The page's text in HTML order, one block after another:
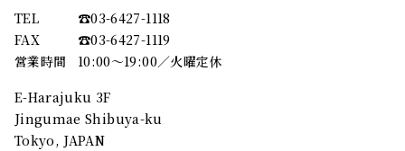
TEL
☎︎03-6427-1118
FAX
☎︎03-6427-1119
営業時間
10:00～19:00／火曜定休
E-Harajuku 3F
Jingumae Shibuya-ku
Tokyo, JAPAN